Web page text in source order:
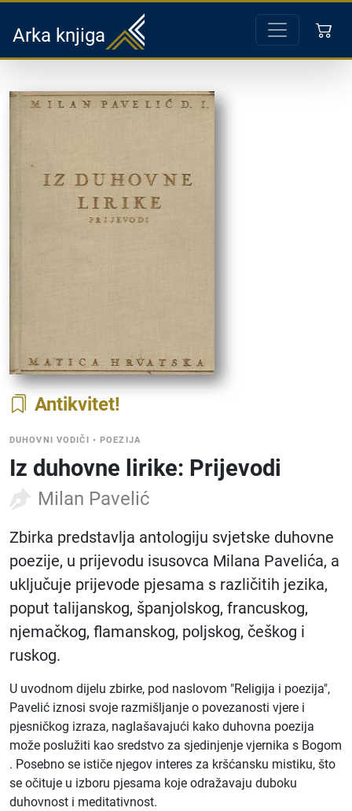
Arka knjiga
Antikvitet
DUHOVNI VODIČI •POEZIJA
Iz duhovne lirike: Prijevodi
Milan Pavelić
Zbirka predstavlja antologiju svjetske duhovne
poezije, u prijevodu isusovca Milana Pavelića, a
uključuje prijevode pjesama s različitih jezika,
poput talijanskog, španjolskog, francuskog,
njemačkog, flamanskog, poljskog, češkog i
ruskog.
U uvodnom dijelu zbirke, pod naslovom "Religija i poezija",
Pavelić iznosi svoje razmišljanje o povezanosti vjere i
pjesničkog izraza, naglašavajući kako duhovna poezija
može poslužiti kao sredstvo za sjedinjenje vjernika s Bogom
. Posebno se ističe njegov interes za kršćansku mistiku, što
se očituje u izboru pjesama koje odražavaju duboku
duhovnost i meditativnost.